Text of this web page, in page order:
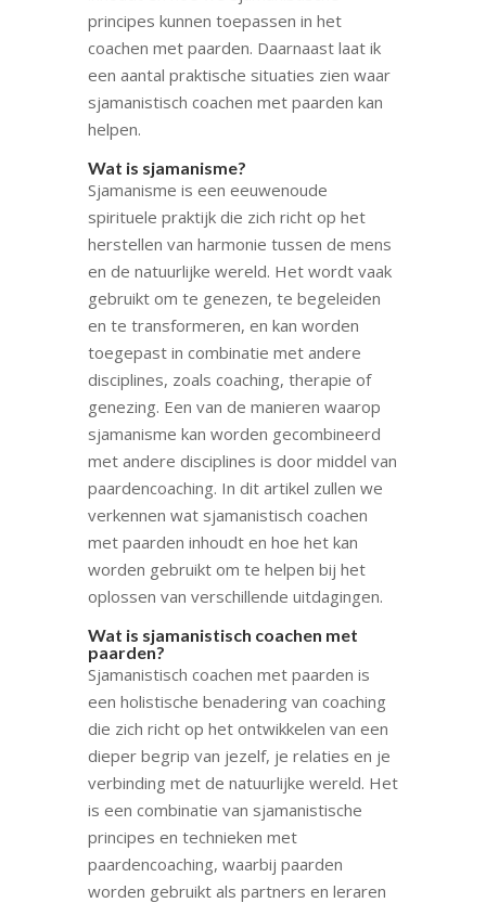
principes kunnen toepassen in het
coachen met paarden. Daarnaast laat ik
een aantal praktische situaties zien waar
sjamanistisch coachen met paarden kan
helpen.
Wat is sjamanisme?
Sjamanisme is een eeuwenoude
spirituele praktijk die zich richt op het
herstellen van harmonie tussen de mens
en de natuurlijke wereld. Het wordt vaak
gebruikt om te genezen, te begeleiden
en te transformeren, en kan worden
toegepast in combinatie met andere
disciplines, zoals coaching, therapie of
genezing. Een van de manieren waarop
sjamanisme kan worden gecombineerd
met andere disciplines is door middel van
paardencoaching. In dit artikel zullen we
verkennen wat sjamanistisch coachen
met paarden inhoudt en hoe het kan
worden gebruikt om te helpen bij het
oplossen van verschillende uitdagingen.
Wat is sjamanistisch coachen met
paarden?
Sjamanistisch coachen met paarden is
een holistische benadering van coaching
die zich richt op het ontwikkelen van een
dieper begrip van jezelf, je relaties en je
verbinding met de natuurlijke wereld. Het
is een combinatie van sjamanistische
principes en technieken met
paardencoaching, waarbij paarden
worden gebruikt als partners en leraren